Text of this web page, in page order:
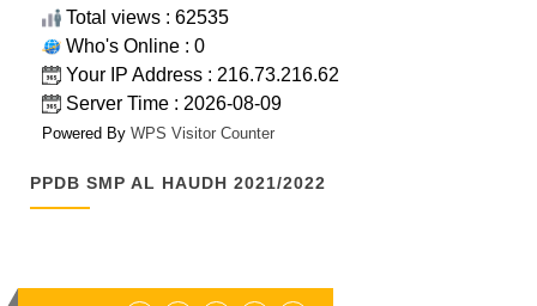
Total views : 62535
Who's Online : 0
Your IP Address : 216.73.216.62
Server Time : 2026-08-09
Powered By WPS Visitor Counter
PPDB SMP AL HAUDH 2021/2022